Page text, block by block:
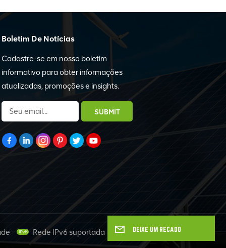
Boletim De Notícias
Cadastre-se em nosso boletim
informativo para obter informações
atualizadas, promoções e insights.
Rede IPv6 suportada DEIXE UM RECADO